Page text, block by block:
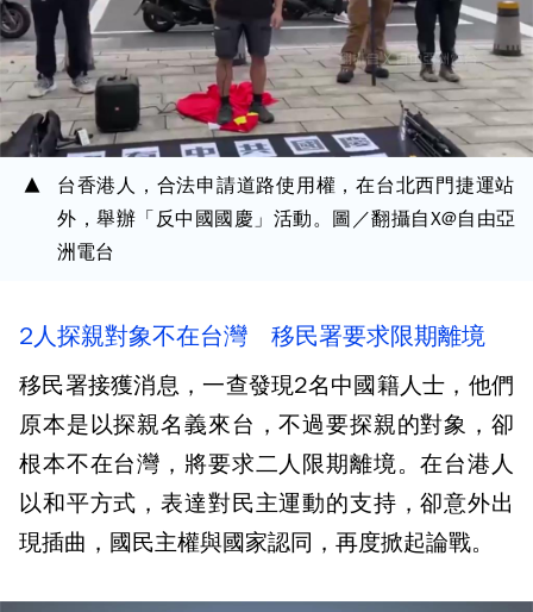
台香港人，合法申請道路使用權，在台北西門捷運站
外，舉辦「反中國國慶」活動。圖／翻攝自X@自由亞
洲電台
2人探親對象不在台灣 移民署要求限期離境
移民署接獲消息，一查發現2名中國籍人士，他們
原本是以探親名義來台，不過要探親的對象，卻
根本不在台灣，將要求二人限期離境。在台港人
以和平方式，表達對民主運動的支持，卻意外出
現插曲，國民主權與國家認同，再度掀起論戰。